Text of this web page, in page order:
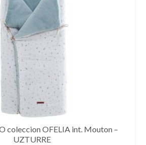
coleccion OFELIA int. Mouton –
UZTURRE